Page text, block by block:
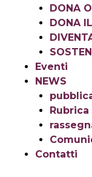
DONA
DONA
Eventi
NEWS
Rubrica
Contatti